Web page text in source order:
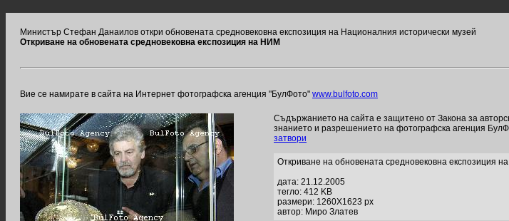
Министър Стефан Данаилов откри обновената средновековна експозиция на Националния исторически музей
Откриване на обновената средновековна експозиция на НИМ
Вие се намирате в сайта на Интернет фотографска агенция "БулФото" www.bulfoto.com
Съдържанието на сайта е защитено от Закона за
знанието и разрешението на фотографска агенция
затвори
Откриване на обновената средновековна експозиция
дата: 21.12.2005
тегло: 412 KB
размери: 1260X1623 px
автор: Миро Златев